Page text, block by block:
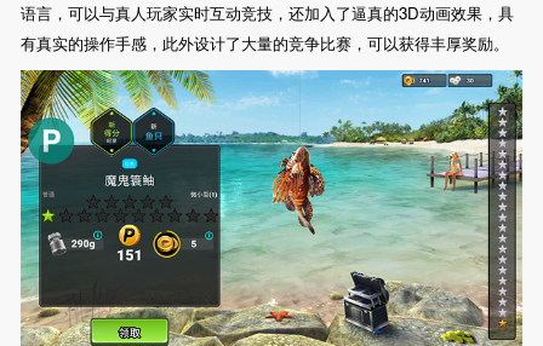
语言，可以与真人玩家实时互动竞技，还加入了逼真的3D动画效果，具
有真实的操作手感，此外设计了大量的竞争比赛，可以获得丰厚奖励。